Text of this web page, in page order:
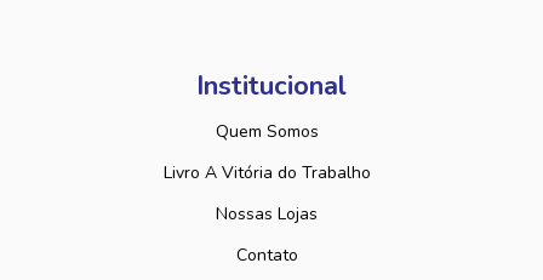
Institucional
Quem Somos
Livro A Vitória do Trabalho
Nossas Lojas
Contato